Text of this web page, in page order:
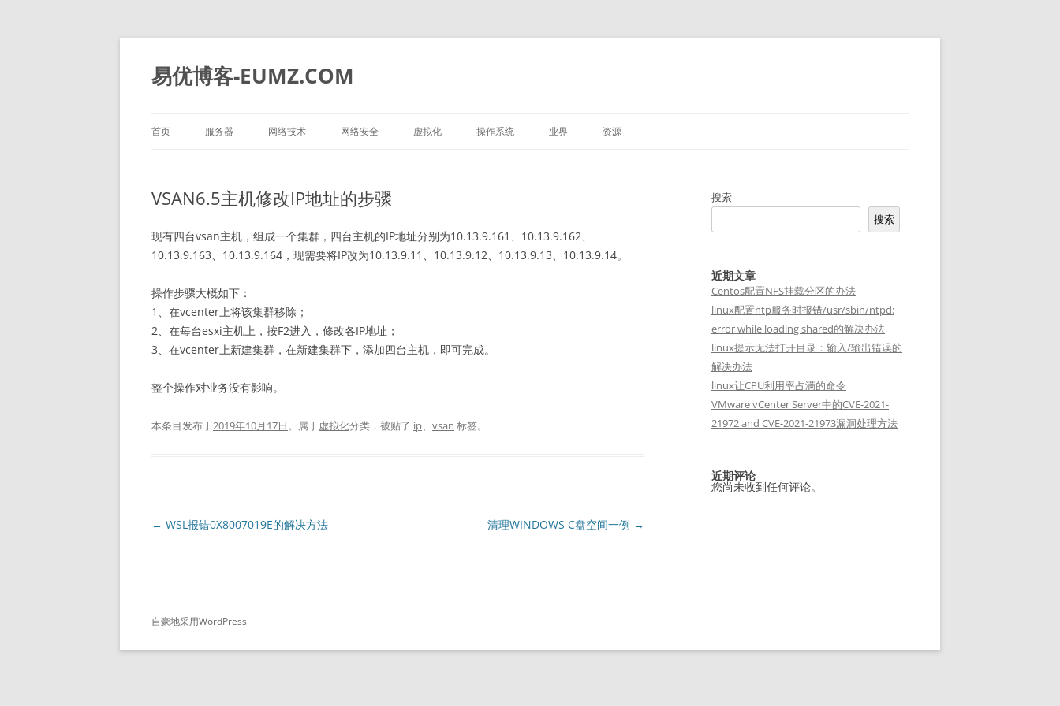
易优博客-EUMZ.COM
首页 服务器
HP
IBM
华为
浪潮
网络技术 网络安全 虚拟化 操作系统 业界 资源
VSAN6.5主机修改IP地址的步骤
现有四台vsan主机，组成一个集群，四台主机的IP地址分别为10.13.9.161、10.13.9.162、
10.13.9.163、10.13.9.164，现需要将IP改为10.13.9.11、10.13.9.12、10.13.9.13、10.13.9.14。
操作步骤大概如下：
1、在vcenter上将该集群移除；
2、在每台esxi主机上，按F2进入，修改各IP地址；
3、在vcenter上新建集群，在新建集群下，添加四台主机，即可完成。
整个操作对业务没有影响。
本条目发布于2019年10月17日。属于虚拟化分类，被贴了 ip、 vsan 标签。
文
← WSL报错0X8007019E的解决方法 清理WINDOWS C盘空间一例 →
搜索
搜索
近期文章
Centos配置NFS挂载分区的办法
linux配置ntp服务时报错/usr/sbin/ntpd:
error while loading shared的解决办法
linux提示无法打开目录：输入/输出错误的
解决办法
linux让CPU利用率占满的命令
VMware vCenter Server中的CVE-2021-
21972 and CVE-2021-21973漏洞处理方法
近期评论
您尚未收到任何评论。
自豪地采用WordPress